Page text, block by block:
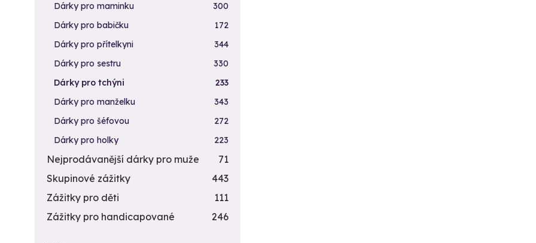
Dárky pro maminku
300
Dárky pro babičku
172
Dárky pro přítelkyni
344
Dárky pro sestru
330
Dárky pro tchýni
233
Dárky pro manželku
343
Dárky pro šéfovou
272
Dárky pro holky
223
Nejprodávanější dárky pro muže
71
Skupinové zážitky
443
Zážitky pro děti
111
Zážitky pro handicapované
246